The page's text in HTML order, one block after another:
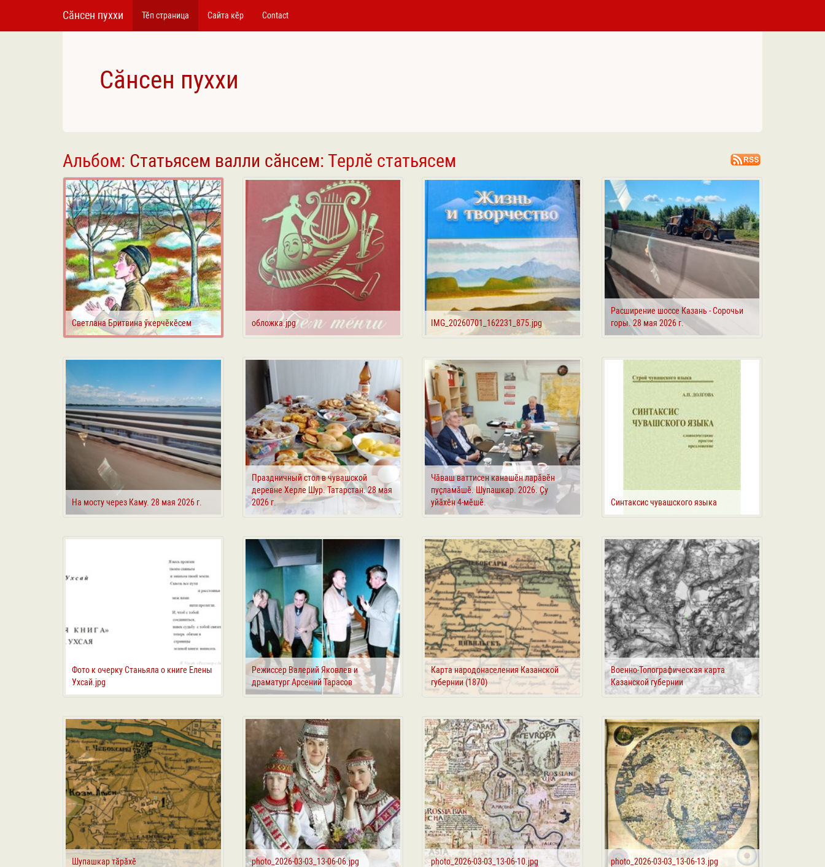
Сӑнсен пуххи Тӗп страница Сайта кӗр Contact
Сӑнсен пуххи
Альбом: Статьясем валли сӑнсем: Терлӗ статьясем
Светлана Бритвина ӳкерчӗкӗсем обложка.jpg IMG_20260701_162231_875.jpg
Расширение шоссе Казань - Сорочьи
горы. 28 мая 2026 г.
На мосту через Каму. 28 мая 2026 г.
Праздничный стол в чувашской
деревне Херле Шур. Татарстан. 28 мая
2026 г.
Чӑваш ваттисен канашӗн ларӑвӗн
пуҫламӑшӗ. Шупашкар. 2026. Ҫу
уйӑхӗн 4-мӗшӗ.
Синтаксис чувашского языка
Фото к очерку Станьяла о книге Елены
Ухсай.jpg
Режиссер Валерий Яковлев и
драматург Арсений Тарасов
Карта народонаселения Казанской
губернии (1870)
Военно-Топографическая карта
Казанской губернии
Шупашкар тӑрӑхӗ photo_2026-03-03_13-06-06.jpg photo_2026-03-03_13-06-10.jpg photo_2026-03-03_13-06-13.jpg